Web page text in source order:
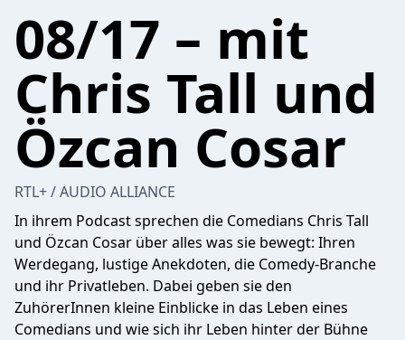
08/17 – mit
Chris Tall und
Özcan Cosar
RTL+ / AUDIO ALLIANCE
In ihrem Podcast sprechen die Comedians Chris Tall
und Özcan Cosar über alles was sie bewegt: Ihren
Werdegang, lustige Anekdoten, die Comedy-Branche
und ihr Privatleben. Dabei geben sie den
ZuhörerInnen kleine Einblicke in das Leben eines
Comedians und wie sich ihr Leben hinter der Bühne